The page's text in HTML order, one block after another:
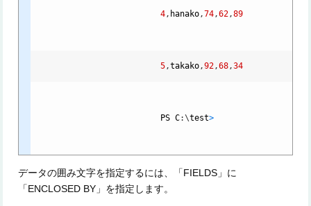
4 , hanako ,74 ,62 ,89
5 ,takako ,92 ,68 ,34
PS C:\test>
データの囲み文字を指定するには、「FIELDS」に
「ENCLOSED BY」を指定します。